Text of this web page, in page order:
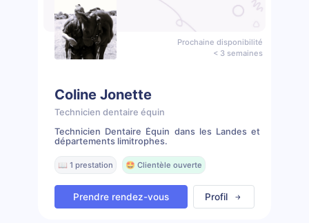
Prochaine disponibilité
< 3 semaines
Coline Jonette
Technicien dentaire équin
Technicien Dentaire Équin dans les Landes et
départements limitrophes.
📖 1 prestation 🤩 Clientèle ouverte
Prendre rendez-vous Profil